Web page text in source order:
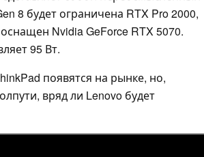
8 будет ограничена RTX Pro 2000,
Nvidia GeForce RTX 5070.
95 Вт.
появятся на рынке, но,
вряд ли Lenovo будет